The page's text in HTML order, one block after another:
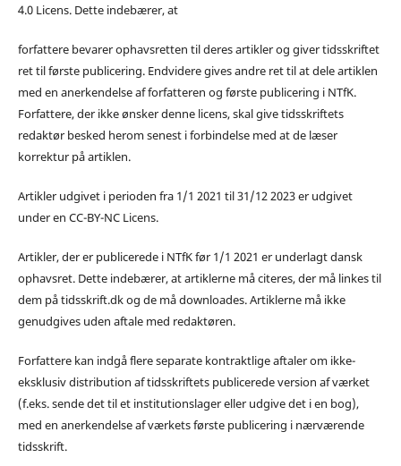
4.0 Licens. Dette indebærer, at
forfattere bevarer ophavsretten til deres artikler og giver tidsskriftet
ret til første publicering. Endvidere gives andre ret til at dele artiklen
med en anerkendelse af forfatteren og første publicering i NTfK.
Forfattere, der ikke ønsker denne licens, skal give tidsskriftets
redaktør besked herom senest i forbindelse med at de læser
korrektur på artiklen.
Artikler udgivet i perioden fra 1/1 2021 til 31/12 2023 er udgivet
under en CC-BY-NC Licens.
Artikler, der er publicerede i NTfK før 1/1 2021 er underlagt dansk
ophavsret. Dette indebærer, at artiklerne må citeres, der må linkes til
dem på tidsskrift.dk og de må downloades. Artiklerne må ikke
genudgives uden aftale med redaktøren.
Forfattere kan indgå flere separate kontraktlige aftaler om ikke-
eksklusiv distribution af tidsskriftets publicerede version af værket
(f.eks. sende det til et institutionslager eller udgive det i en bog),
med en anerkendelse af værkets første publicering i nærværende
tidsskrift.